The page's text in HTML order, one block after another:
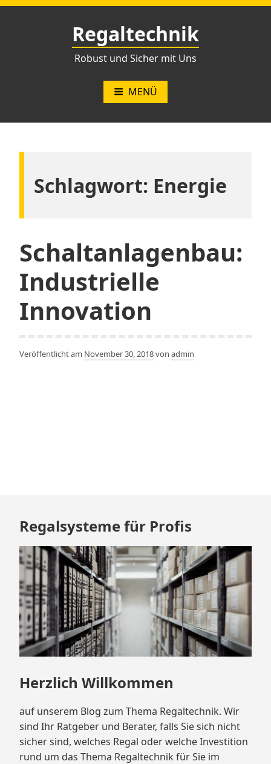
Zum
Regaltechnik
Robust und Sicher mit Uns
MENÜ
Schlagwort: Energie
Schaltanlagenbau:
Industrielle
Innovation
Veröffentlicht am November 30, 2018von admin
Zum
Footer
springen
Regalsysteme für Profis
Herzlich Willkommen
auf unserem Blog zum Thema Regaltechnik. Wir
sind Ihr Ratgeber und Berater, falls Sie sich nicht
sicher sind, welches Regal oder welche Investition
rund um das Thema Regaltechnik für Sie im